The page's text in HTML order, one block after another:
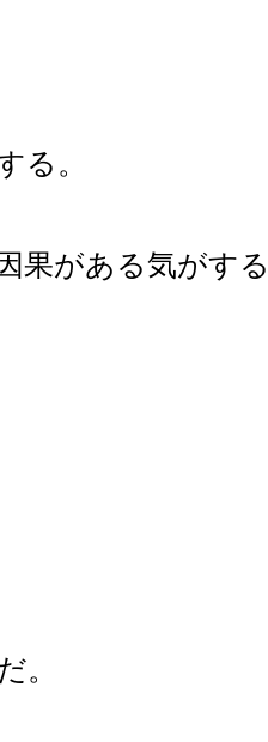
る。
果がある気がす
。